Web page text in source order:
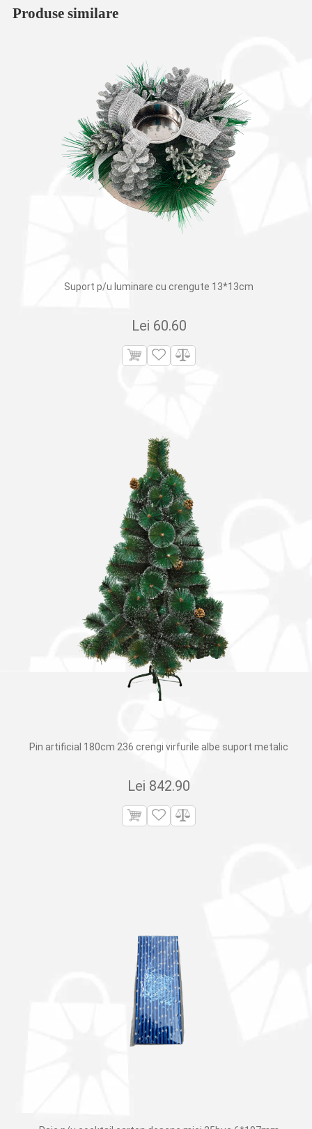
Produse similare
Suport p/u luminare cu crengute 13*13cm
Lei 60.60
Pin artificial 180cm 236 crengi virfurile albe suport metalic
Lei 842.90